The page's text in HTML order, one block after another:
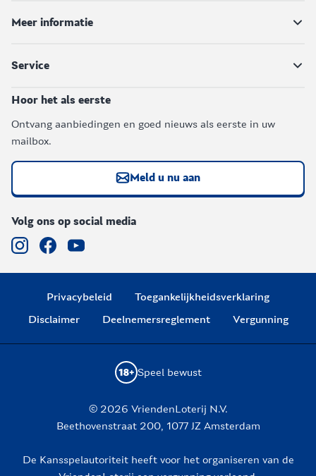
Meer informatie
Service
Hoor het als eerste
Ontvang aanbiedingen en goed nieuws als eerste in uw
mailbox.
Meld u nu aan
Volg ons op social media
Privacybeleid
Toegankelijkheidsverklaring
Disclaimer
Deelnemersreglement Vergunning
Speel bewust
© 2026 VriendenLoterij N.V.
Beethovenstraat 200, 1077 JZ Amsterdam
De Kansspelautoriteit heeft voor het organiseren van de